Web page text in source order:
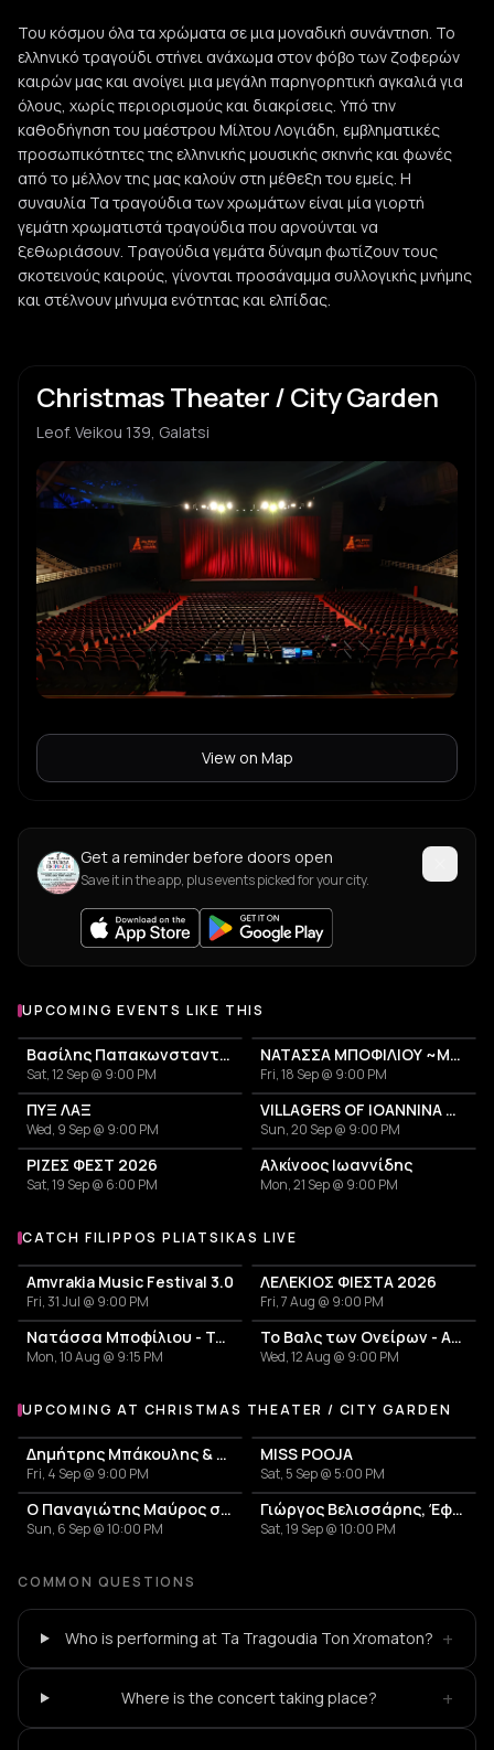
L Lampros Vasileiou
Entehno
M Mariana Katsimicha
Entehno
M Marina Dakanali
S Spyrou Lambrou Children's Choir
Του κόσμου όλα τα χρώματα σε μια μοναδική συνάντηση. Το
ελληνικό τραγούδι στήνει ανάχωμα στον φόβο των ζοφερών
καιρών μας και ανοίγει μια μεγάλη παρηγορητική αγκαλιά για
όλους, χωρίς περιορισμούς και διακρίσεις. Υπό την
καθοδήγηση του μαέστρου Μίλτου Λογιάδη, εμβληματικές
προσωπικότητες της ελληνικής μουσικής σκηνής και φωνές
από το μέλλον της μας καλούν στη μέθεξη του εμείς. Η
συναυλία Τα τραγούδια των χρωμάτων είναι μία γιορτή
γεμάτη χρωματιστά τραγούδια που αρνούνται να
ξεθωριάσουν. Τραγούδια γεμάτα δύναμη φωτίζουν τους
σκοτεινούς καιρούς, γίνονται προσάναμμα συλλογικής μνήμης
και στέλνουν μήνυμα ενότητας και ελπίδας.
Christmas Theater / City Garden
Leof. Veikou 139, Galatsi
View on Map
Get a reminder before doors open
Save it in the app, plus events picked for your city.
UPCOMING EVENTS LIKE THIS
Βασίλης Παπακωνσταντίνου
Sat, 12 Sep @ 9:00 PM
ΝΑΤΑΣΣΑ ΜΠΟΦΙΛΙΟΥ ~ΜΕΤΡΗΜΑ~
Fri, 18 Sep @ 9:00 PM
ΠΥΞ ΛΑΞ
Wed, 9 Sep @ 9:00 PM
VILLAGERS OF IOANNINA CITY - VENCEREMOS 2026
Sun, 20 Sep @ 9:00 PM
ΡΙΖΕΣ ΦΕΣΤ 2026
Sat, 19 Sep @ 6:00 PM
Αλκίνοος Ιωαννίδης
Mon, 21 Sep @ 9:00 PM
More events with Filippos Pliatsikas
CATCH FILIPPOS PLIATSIKAS LIVE
Amvrakia Music Festival 3.0
Fri, 31 Jul @ 9:00 PM
ΛΕΛΕΚΙΟΣ ΦΙΕΣΤΑ 2026
Fri, 7 Aug @ 9:00 PM
Νατάσσα Μποφίλιου - Το ΜΕΤΡΗΜΑ
Mon, 10 Aug @ 9:15 PM
Το Βαλς των Ονείρων - Αφιέρωμα στον Άλκη Αλκαίο
Wed, 12 Aug @ 9:00 PM
More events at Christmas Theater / City Garden
UPCOMING AT CHRISTMAS THEATER / CITY GARDEN
Δημήτρης Μπάκουλης & Μαριάνα Κατσιμίχα
Fri, 4 Sep @ 9:00 PM
MISS POOJA
Sat, 5 Sep @ 5:00 PM
Ο Παναγιώτης Μαύρος συναντά τους Δημήτρη & Μιχάλη Κουνάλη
Sun, 6 Sep @ 10:00 PM
Γιώργος Βελισσάρης, Έφη Θώδη, Χαρά Βέρρα
Sat, 19 Sep @ 10:00 PM
COMMON QUESTIONS
Who is performing at Ta Tragoudia Ton Xromaton? +
Where is the concert taking place? +